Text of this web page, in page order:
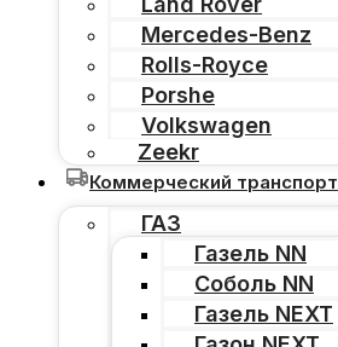
Mercedes-Benz
Rolls-Royce
Porshe
Volkswagen
Zeekr
Коммерческий транспорт
ГАЗ
Газель NN
Соболь NN
Газель NEXT